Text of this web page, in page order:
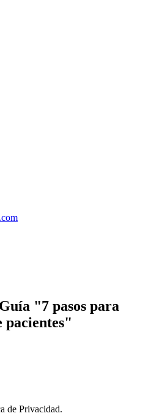
"7 pasos para
pacientes"
de Privacidad.